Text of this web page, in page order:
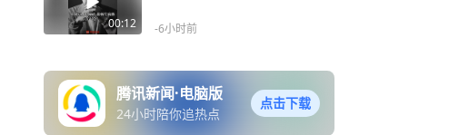
00:12 -6小时前
腾讯新闻·电脑版
24小时陪你追热点
点击下载